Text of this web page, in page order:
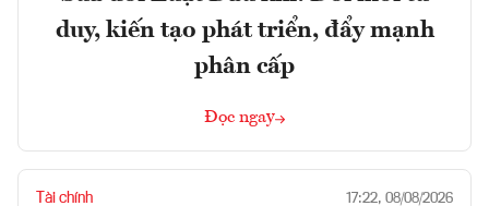
duy, kiến tạo phát triển, đẩy mạnh
phân cấp
Đọc ngay
Tài chính 17:22, 08/08/2026